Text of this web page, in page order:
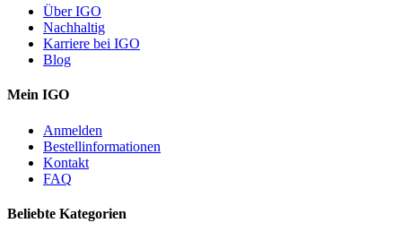
Über IGO
Nachhaltig
Karriere bei IGO
Blog
Mein IGO
Anmelden
Bestellinformationen
Kontakt
FAQ
Beliebte Kategorien